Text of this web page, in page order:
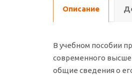
Описание
В учебном пособии
современного
общие сведения о